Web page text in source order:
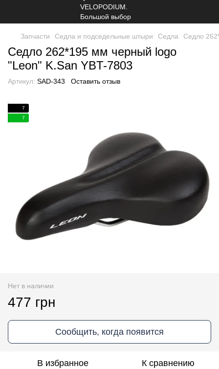
Запчасти Седла и подседельные штыри Седла Седло
Седло 262*195 мм черный logo
"Leon" K.San YBT-7803
Артикул: SAD-343 Оставить отзыв
7
7
Нет в наличии
477 грн
Сообщить, когда появится
В избранное К сравнению